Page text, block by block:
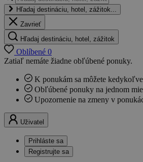
Hľadaj destináciu, hotel, zážitok...
Zavrieť
Hľadaj destináciu, hotel, zážitok
Oblíbené 0
Zatiaľ nemáte žiadne obľúbené ponuky.
K ponukám sa môžete
Obľúbené ponuky na jednom
Upozornenie na zmeny v
Uživatel
Prihláste sa
Registrujte sa